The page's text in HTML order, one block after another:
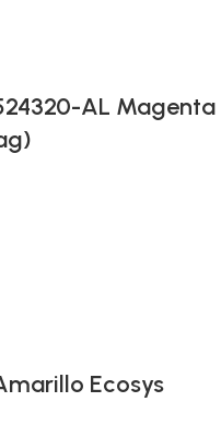
AL Magenta
Ecosys